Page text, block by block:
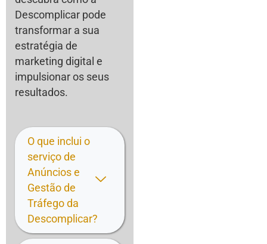
Descomplicar pode
transformar a sua
estratégia de
marketing digital e
impulsionar os seus
resultados.
O que inclui o
serviço de
Anúncios e
Gestão de
Tráfego da
Descomplicar?